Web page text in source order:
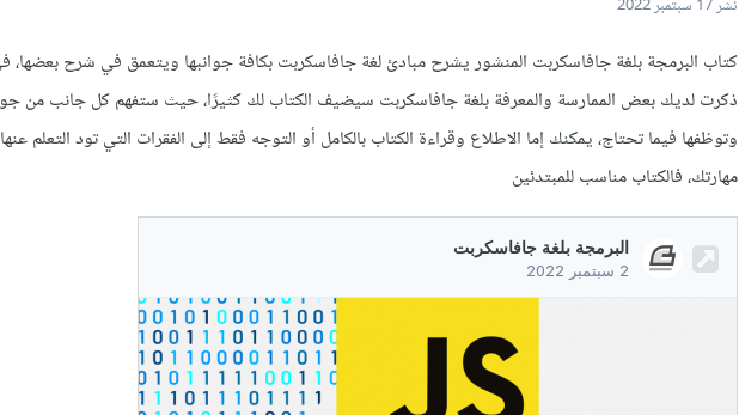
نشر17 سبتمبر 2022
كتاب البرمجة بلغة جافاسكربت المنشور يشرح مبادئ لغة جافاسكربت بكافة جوانبها ويتعمق في شرح بعضها،
ذكرت لديك بعض الممارسة والمعرفة بلغة جافاسكربت سيضيف الكتاب لك كثيرًا، حيث ستفهم كل جانب من
وتوظفها فيما تحتاج، يمكنك إما الاطلاع وقراءة الكتاب بالكامل أو التوجه فقط إلى الفقرات التي تود التعلم
مهارتك، فالكتاب مناسب للمبتدئين